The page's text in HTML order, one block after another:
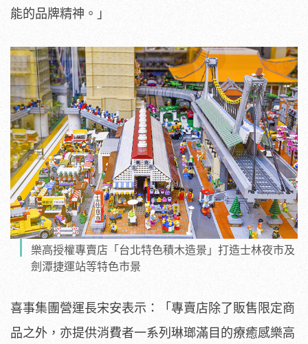
能的品牌精神。」
樂高授權專賣店「台北特色積木造景」打造士林夜市及
劍潭捷運站等特色市景
喜事集團營運長宋安表示：「專賣店除了販售限定商
品之外，亦提供消費者一系列琳瑯滿目的療癒感樂高